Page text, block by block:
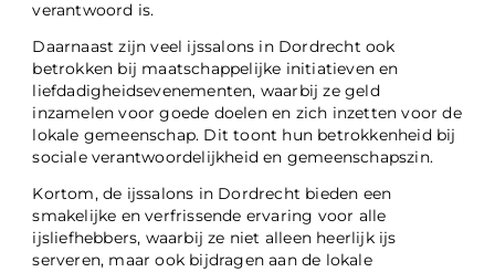
verantwoord is.
Daarnaast zijn veel ijssalons in Dordrecht ook
betrokken bij maatschappelijke initiatieven en
liefdadigheidsevenementen, waarbij ze geld
inzamelen voor goede doelen en zich inzetten voor de
lokale gemeenschap. Dit toont hun betrokkenheid bij
sociale verantwoordelijkheid en gemeenschapszin.
Kortom, de ijssalons in Dordrecht bieden een
smakelijke en verfrissende ervaring voor alle
ijsliefhebbers, waarbij ze niet alleen heerlijk ijs
serveren, maar ook bijdragen aan de lokale